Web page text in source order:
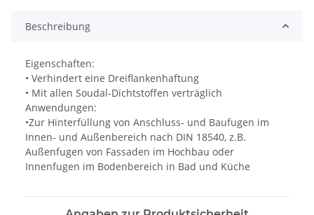
Beschreibung
Eigenschaften:
• Verhindert eine Dreiflankenhaftung
• Mit allen Soudal-Dichtstoffen verträglich
Anwendungen:
•Zur Hinterfüllung von Anschluss- und Baufugen im
Innen- und Außenbereich nach DIN 18540, z.B.
Außenfugen von Fassaden im Hochbau oder
Innenfugen im Bodenbereich in Bad und Küche